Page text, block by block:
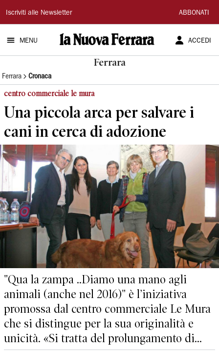
La
Nuova
Ferrara
Iscriviti alle Newsletter ABBONATI
MENU ACCEDI
Ferrara
Ferrara Cronaca
centro commerciale le mura
Una piccola arca per salvare i
cani in cerca di adozione
"Qua la zampa ..Diamo una mano agli
animali (anche nel 2016)" è l’iniziativa
promossa dal centro commerciale Le Mura
che si distingue per la sua originalità e
unicità. «Si tratta del prolungamento di...